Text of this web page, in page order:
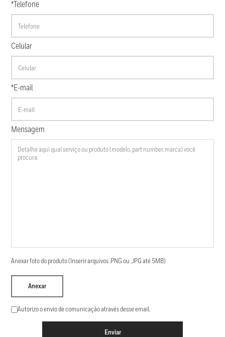
*Telefone
Celular
*E-mail
Mensagem
Anexar foto do produto (Inserir arquivos .PNG ou .JPG até 5MB)
Anexar
Autorizo o envio de comunicação através desse email.
Enviar